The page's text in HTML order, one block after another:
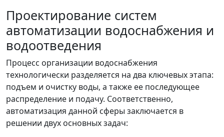
Проектирование систем
автоматизации водоснабжения и
водоотведения
Процесс организации водоснабжения
технологически разделяется на два ключевых этапа:
подъем и очистку воды, а также ее последующее
распределение и подачу. Соответственно,
автоматизация данной сферы заключается в
решении двух основных задач: